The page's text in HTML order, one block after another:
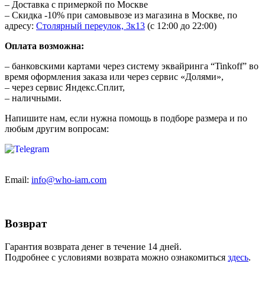
– Доставка с примеркой по Москве
– Скидка -10% при самовывозе из магазина в Москве, по
адресу: Столярный переулок, 3к13 (с 12:00 до 22:00)
Оплата возможна:
– банковскими картами через систему эквайринга “Tinkoff” во
время оформления заказа или через сервис «Долями»,
– через сервис Яндекс.Сплит,
– наличными.
Напишите нам, если нужна помощь в подборе размера и по
любым другим вопросам:
Email: info@who-iam.com
Возврат
Гарантия возврата денег в течение 14 дней.
Подробнее с условиями возврата можно ознакомиться здесь.